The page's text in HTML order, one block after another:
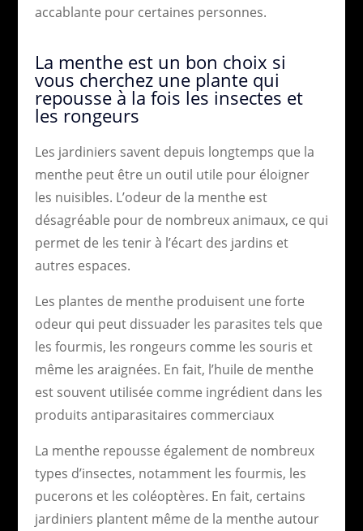
accablante pour certaines personnes.
La menthe est un bon choix si
vous cherchez une plante qui
repousse à la fois les insectes et
les rongeurs
Les jardiniers savent depuis longtemps que la
menthe peut être un outil utile pour éloigner
les nuisibles. L’odeur de la menthe est
désagréable pour de nombreux animaux, ce qui
permet de les tenir à l’écart des jardins et
autres espaces.
Les plantes de menthe produisent une forte
odeur qui peut dissuader les parasites tels que
les fourmis, les rongeurs comme les souris et
même les araignées. En fait, l’huile de menthe
est souvent utilisée comme ingrédient dans les
produits antiparasitaires commerciaux
La menthe repousse également de nombreux
types d’insectes, notamment les fourmis, les
pucerons et les coléoptères. En fait, certains
jardiniers plantent même de la menthe autour